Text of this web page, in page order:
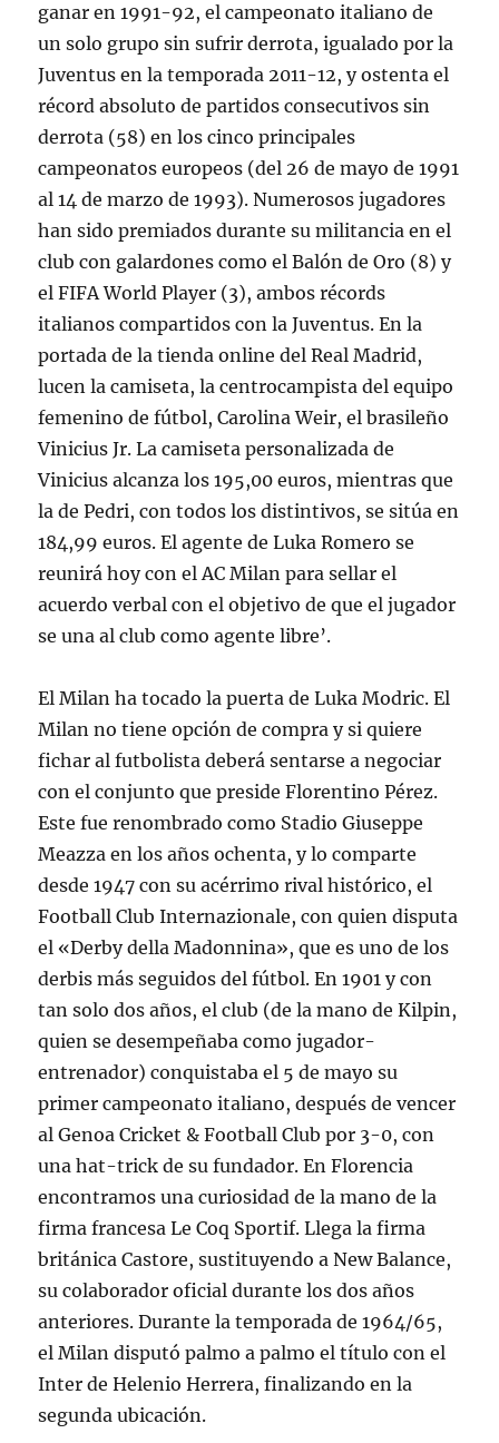
ganar en 1991-92, el campeonato italiano de
un solo grupo sin sufrir derrota, igualado por la
Juventus en la temporada 2011-12, y ostenta el
récord absoluto de partidos consecutivos sin
derrota (58) en los cinco principales
campeonatos europeos (del 26 de mayo de 1991
al 14 de marzo de 1993). Numerosos jugadores
han sido premiados durante su militancia en el
club con galardones como el Balón de Oro (8) y
el FIFA World Player (3), ambos récords
italianos compartidos con la Juventus. En la
portada de la tienda online del Real Madrid,
lucen la camiseta, la centrocampista del equipo
femenino de fútbol, Carolina Weir, el brasileño
Vinicius Jr. La camiseta personalizada de
Vinicius alcanza los 195,00 euros, mientras que
la de Pedri, con todos los distintivos, se sitúa en
184,99 euros. El agente de Luka Romero se
reunirá hoy con el AC Milan para sellar el
acuerdo verbal con el objetivo de que el jugador
se una al club como agente libre’.
El Milan ha tocado la puerta de Luka Modric. El
Milan no tiene opción de compra y si quiere
fichar al futbolista deberá sentarse a negociar
con el conjunto que preside Florentino Pérez.
Este fue renombrado como Stadio Giuseppe
Meazza en los años ochenta, y lo comparte
desde 1947 con su acérrimo rival histórico, el
Football Club Internazionale, con quien disputa
el «Derby della Madonnina», que es uno de los
derbis más seguidos del fútbol. En 1901 y con
tan solo dos años, el club (de la mano de Kilpin,
quien se desempeñaba como jugador-
entrenador) conquistaba el 5 de mayo su
primer campeonato italiano, después de vencer
al Genoa Cricket & Football Club por 3-0, con
una hat-trick de su fundador. En Florencia
encontramos una curiosidad de la mano de la
firma francesa Le Coq Sportif. Llega la firma
británica Castore, sustituyendo a New Balance,
su colaborador oficial durante los dos años
anteriores. Durante la temporada de 1964/65,
el Milan disputó palmo a palmo el título con el
Inter de Helenio Herrera, finalizando en la
segunda ubicación.